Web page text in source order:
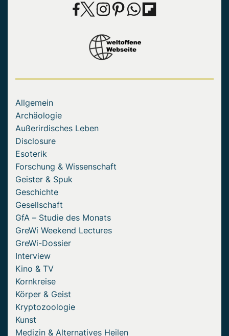
Allgemein
Archäologie
Außerirdisches Leben
Disclosure
Esoterik
Forschung & Wissenschaft
Geister & Spuk
Geschichte
Gesellschaft
GfA – Studie des Monats
GreWi Weekend Lectures
GreWi-Dossier
Interview
Kino & TV
Kornkreise
Körper & Geist
Kryptozoologie
Kunst
Medizin & Alternatives Heilen